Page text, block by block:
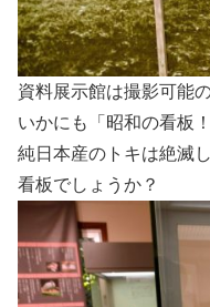
資料展示館は撮影可能
いかにも「昭和の看板
純日本産のトキは絶滅
看板でしょうか？